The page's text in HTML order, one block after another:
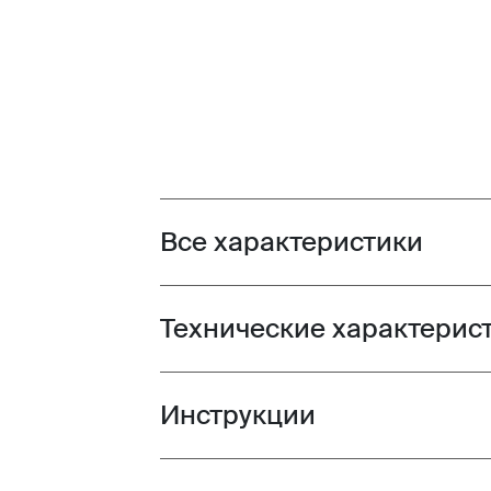
Toggle features
Все характеристики
Toggle techspec
Технические
Toggle guides and instructions
Инструкции